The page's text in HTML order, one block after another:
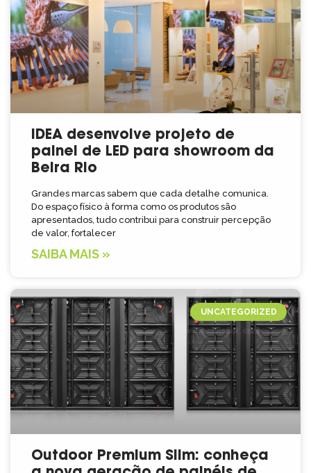
IDEA desenvolve projeto de
painel de LED para showroom da
Beira Rio
Grandes marcas sabem que cada detalhe comunica.
Do espaço físico à forma como os produtos são
apresentados, tudo contribui para construir percepção
de valor, fortalecer
SAIBA MAIS »
UNCATEGORIZED
Outdoor Premium Slim: conheça